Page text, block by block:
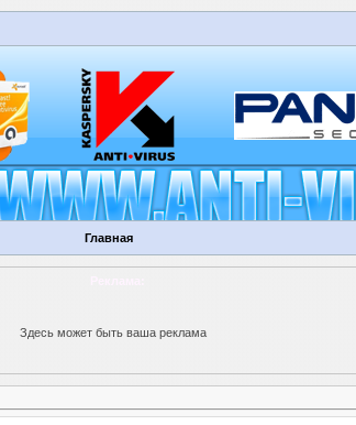
Главная
Здесь может быть ваша реклама